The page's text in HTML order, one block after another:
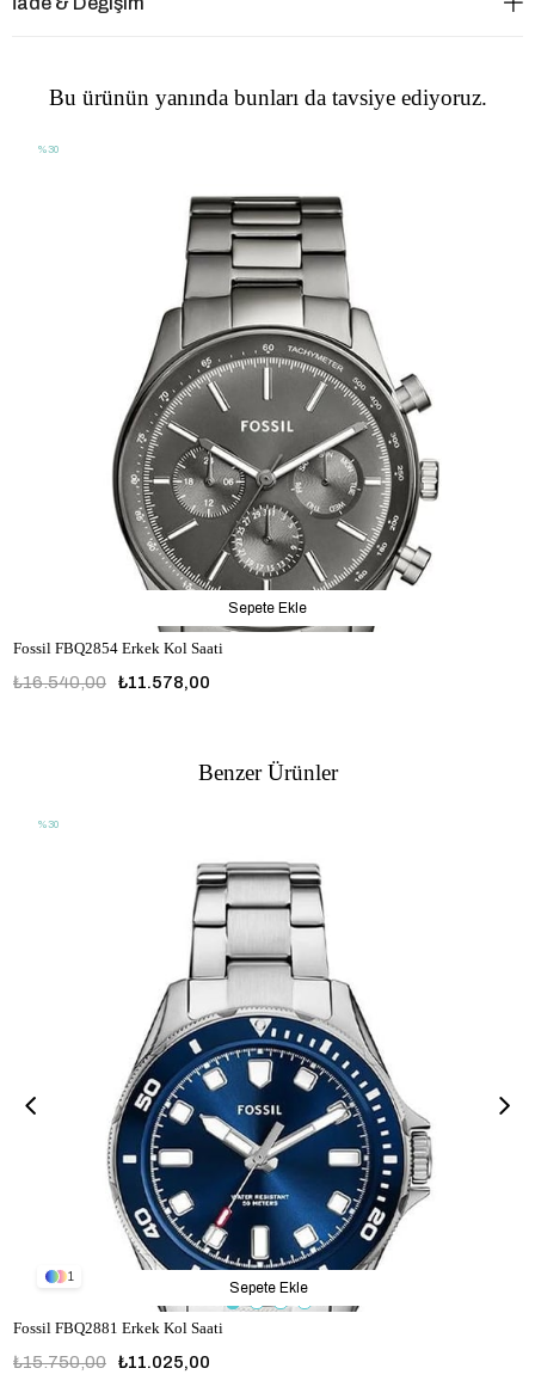
Bu ürünün yanında bunları da tavsiye ediyoruz.
Fossil FBQ2854 Erkek Kol Saati
₺11.578,00
₺16.540,00
Sepete Ekle
%30
Benzer Ürünler
1
Fossil FBQ2881 Erkek Kol Saati
₺11.025,00
₺15.750,00
Sepete Ekle
%30